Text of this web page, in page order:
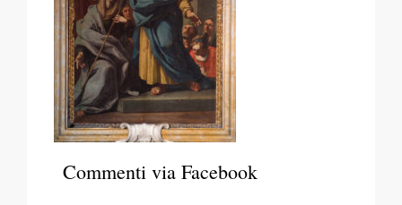
Commenti via Facebook